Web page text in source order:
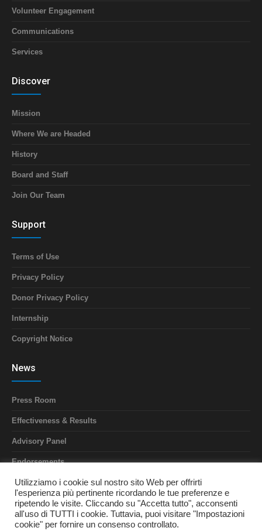
Volunteer Engagement
Communications
Services
Discover
Mission
Where We are Headed
History
Board and Staff
Join Our Team
Support
Terms of Use
Privacy Policy
Donor Privacy Policy
Internship
Copyright Notice
News
Press Room
Effectiveness & Results
Advisory Panel
Endorsements
Annual Report
Utilizziamo i cookie sul nostro sito Web per offrirti
l'esperienza più pertinente ricordando le tue preferenze e
ripetendo le visite. Cliccando su "Accetta tutto", acconsenti
all'uso di TUTTI i cookie. Tuttavia, puoi visitare "Impostazioni
cookie" per fornire un consenso controllato.